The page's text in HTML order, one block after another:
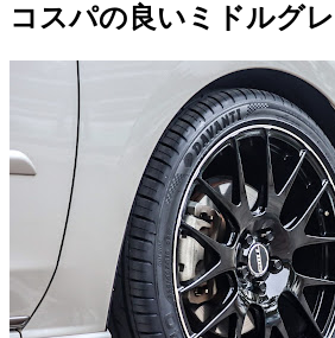
コスパの良いミドルグ